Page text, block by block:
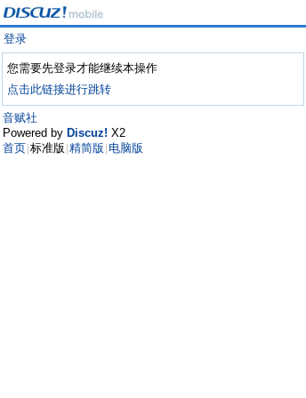
登录
您需要先登录才能继续本操作
点击此链接进行跳转
音赋社
Powered by Discuz! X2
首页 标准版 精简版 电脑版